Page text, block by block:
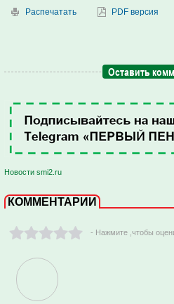
Распечатать PDF версия
Оставить
Новости smi2.ru
КОММЕНТАРИИ
- Нажмите ,чтобы